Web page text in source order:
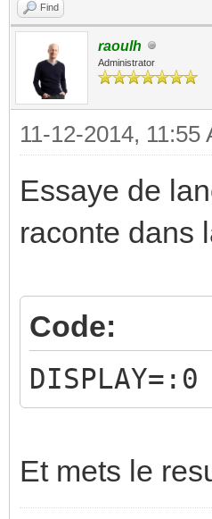
Find
raoulh
Administrator
11-12-2014, 11:55
Essaye de
raconte dans
Code:
Et mets le